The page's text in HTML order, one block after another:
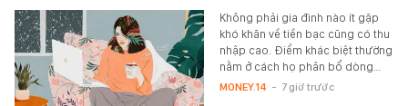
Không phải gia đình nào ít gặp
khó khăn về tiền bạc cũng có thu
nhập cao. Điểm khác biệt thường
nằm ở cách họ phân bổ dòng…
MONEY.14 - 7 giờ trước